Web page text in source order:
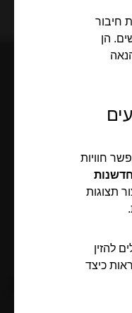
חיבור
הן
חוויות
חדשנות
תצוגות
להזין
כיצד